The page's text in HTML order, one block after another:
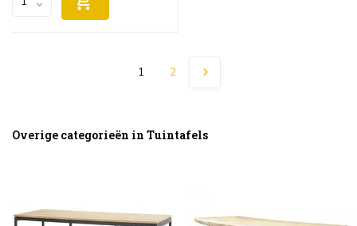
1 2
Overige categorieën in Tuintafels